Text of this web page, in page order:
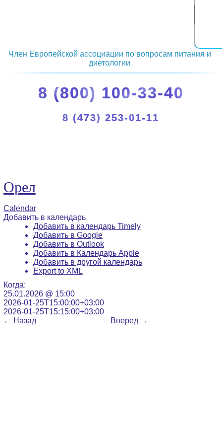
Член Европейской ассоциации по вопросам питания и
диетологии
8 (800) 100-33-40
8 (473) 253-01-11
Орел
Calendar
Добавить в календарь
Добавить в календарь Timely
Добавить в Google
Добавить в Outlook
Добавить в Календарь Apple
Добавить в другой календарь
Export to XML
Когда:
25.01.2026 @ 15:00
2026-01-25T15:00:00+03:00
2026-01-25T15:15:00+03:00
← Назад Вперед →